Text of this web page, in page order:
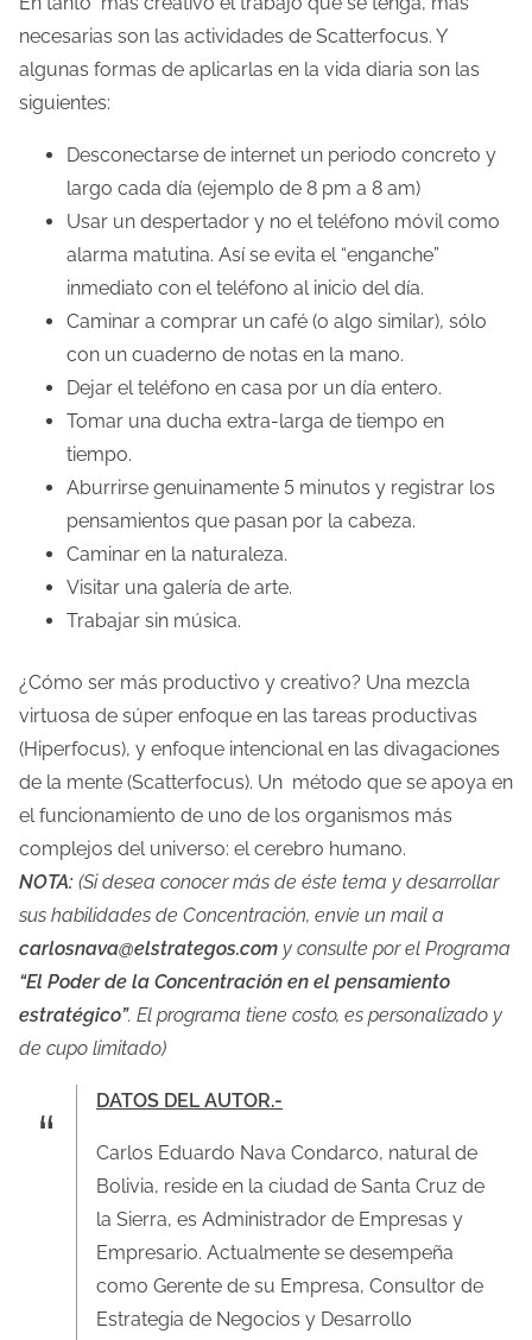
necesarias son las actividades de Scatterfocus. Y
algunas formas de aplicarlas en la vida diaria son las
siguientes:
Desconectarse de internet un periodo concreto y
largo cada día (ejemplo de 8 pm a 8 am)
Usar un despertador y no el teléfono móvil como
alarma matutina. Así se evita el “enganche”
inmediato con el teléfono al inicio del día.
Caminar a comprar un café (o algo similar), sólo
con un cuaderno de notas en la mano.
Dejar el teléfono en casa por un día entero.
Tomar una ducha extra-larga de tiempo en
tiempo.
Aburrirse genuinamente 5 minutos y registrar los
pensamientos que pasan por la cabeza.
Caminar en la naturaleza.
Visitar una galería de arte.
Trabajar sin música.
¿Cómo ser más productivo y creativo? Una mezcla
virtuosa de súper enfoque en las tareas productivas
(Hiperfocus), y enfoque intencional en las divagaciones
de la mente (Scatterfocus). Un método que se apoya en
el funcionamiento de uno de los organismos más
complejos del universo: el cerebro humano.
NOTA: (Si desea conocer más de éste tema y desarrollar
sus habilidades de Concentración, envíe un mail a
carlosnava@elstrategos.com y consulte por el Programa
“El Poder de la Concentración en el pensamiento
estratégico”. El programa tiene costo, es personalizado y
de cupo limitado)
DATOS DEL AUTOR.-
Carlos Eduardo Nava Condarco, natural de
Bolivia, reside en la ciudad de Santa Cruz de
la Sierra, es Administrador de Empresas y
Empresario. Actualmente se desempeña
como Gerente de su Empresa, Consultor de
Estrategia de Negocios y Desarrollo